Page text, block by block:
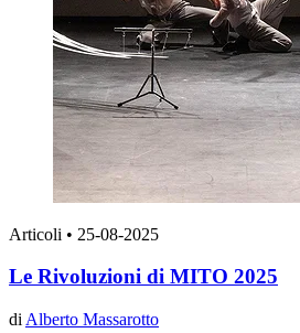
Articoli • 25-08-2025
Le Rivoluzioni di MITO 2025
di Alberto Massarotto